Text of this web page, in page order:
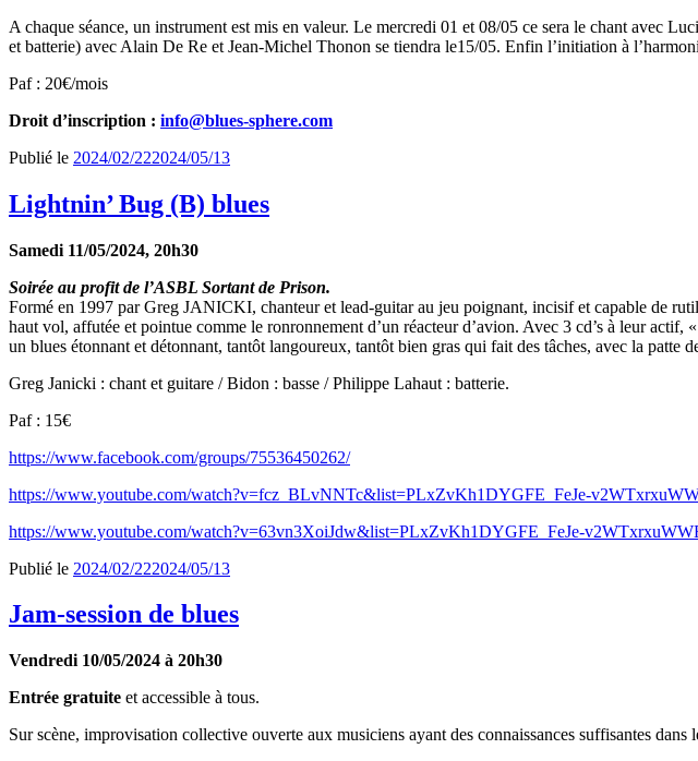
A chaque séance, un instrument est mis en valeur. Le mercredi 01 et 08/05 ce sera le chant avec
et batterie) avec Alain De Re et Jean-Michel Thonon se tiendra le15/05. Enfin l’initiation à
Paf : 20€/mois
Droit d’inscription : info@blues-sphere.com
Publié le 2024/02/222024/05/13
Lightnin’ Bug (B) blues
Samedi 11/05/2024, 20h30
Soirée au profit de l’ASBL Sortant de Prison.
Formé en 1997 par Greg JANICKI, chanteur et lead-guitar au jeu poignant, incisif et capable de
haut vol, affutée et pointue comme le ronronnement d’un réacteur d’avion. Avec 3 cd’s à leur
un blues étonnant et détonnant, tantôt langoureux, tantôt bien gras qui fait des tâches, avec la patte
Greg Janicki : chant et guitare / Bidon : basse / Philippe Lahaut : batterie.
Paf : 15€
https://www.facebook.com/groups/75536450262/
https://www.youtube.com/watch?v=fcz_BLvNNTc&list=PLxZvKh1DYGFE_FeJe-
https://www.youtube.com/watch?v=63vn3XoiJdw&list=PLxZvKh1DYGFE_FeJe-
Publié le 2024/02/222024/05/13
Jam-session de blues
Vendredi 10/05/2024 à 20h30
Entrée gratuite et accessible à tous.
Sur scène, improvisation collective ouverte aux musiciens ayant des connaissances suffisantes dans